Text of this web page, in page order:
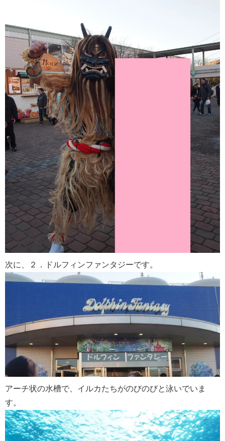
次に、２．ドルフィンファンタジーです。
アーチ状の水槽で、イルカたちがのびのびと泳いでいま
す。